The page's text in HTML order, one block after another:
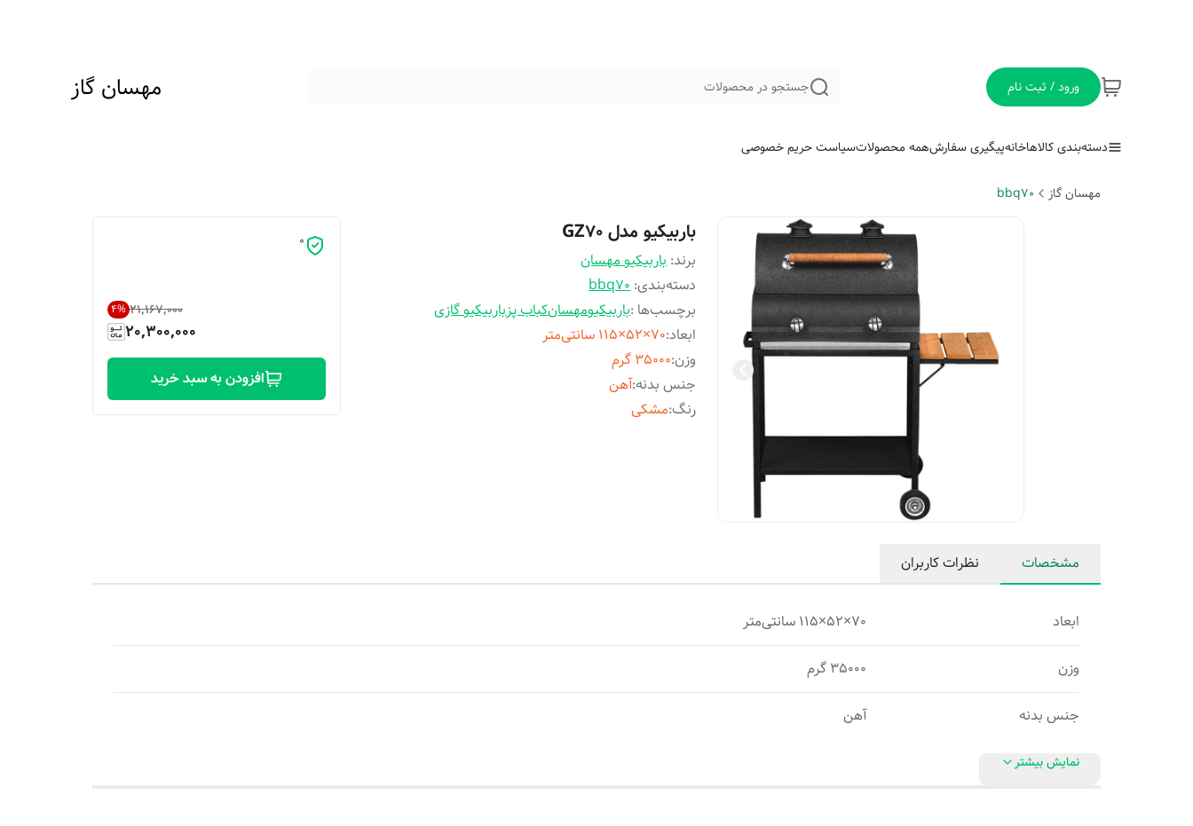
ورود / ثبت نام جستجو در محصولات مهسان گاز
دسته‌بندی کالاهاخانهپیگیری سفارشهمه محصولاتسیاست حریم خصوصی
مهسان گاز bbq70
باربیکیو مدل GZ70
برند:باربیکیو مهسان
دسته‌بندی:
bbq70
برچسب‌ها :باربیکیومهسانکباب پزباربیکیو گازی
ابعاد:70×52×115 سانتی‌متر
وزن:35000 گرم
جنس بدنه:آهن
رنگ:مشکی
0
۲۱٬۱۶۷٬۰۰۰ 4%
20,300,000
افزودن به سبد خرید
مشخصات نظرات کاربران
ابعاد 70×52×115 سانتی‌متر
وزن 35000 گرم
جنس بدنه آهن
نمایش بیشتر